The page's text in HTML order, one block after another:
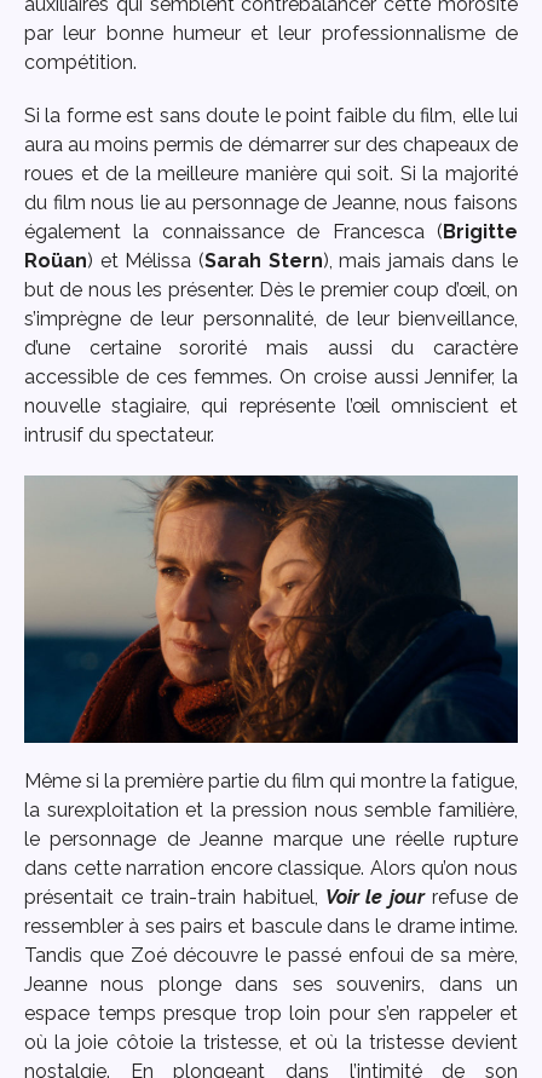
par leur bonne humeur et leur professionnalisme de
compétition.
Si la forme est sans doute le point faible du film, elle lui
aura au moins permis de démarrer sur des chapeaux de
roues et de la meilleure manière qui soit. Si la majorité
du film nous lie au personnage de Jeanne, nous faisons
également la connaissance de Francesca ( Brigitte
Roüan) et Mélissa (Sarah Stern), mais jamais dans le
but de nous les présenter. Dès le premier coup d’œil, on
s’imprègne de leur personnalité, de leur bienveillance,
d’une certaine sororité mais aussi du caractère
accessible de ces femmes. On croise aussi Jennifer, la
nouvelle stagiaire, qui représente l’œil omniscient et
intrusif du spectateur.
Même si la première partie du film qui montre la fatigue,
la surexploitation et la pression nous semble familière,
le personnage de Jeanne marque une réelle rupture
dans cette narration encore classique. Alors qu’on nous
présentait ce train-train habituel, Voir le jourrefuse de
ressembler à ses pairs et bascule dans le drame intime.
Tandis que Zoé découvre le passé enfoui de sa mère,
Jeanne nous plonge dans ses souvenirs, dans un
espace temps presque trop loin pour s’en rappeler et
où la joie côtoie la tristesse, et où la tristesse devient
nostalgie. En plongeant dans l’intimité de son